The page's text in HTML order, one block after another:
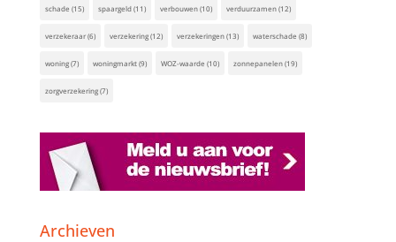
schade (15) spaargeld(11) verbouwen(10) verduurzamen(12)
verzekeraar(6) verzekering(12) verzekeringen(13) waterschade (8)
woning(7) woningmarkt(9) WOZ-waarde (10) zonnepanelen(19)
zorgverzekering(7)
Archieven